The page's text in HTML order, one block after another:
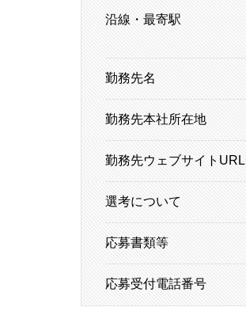
沿線・最寄駅
勤務先名
勤務先本社所在地
勤務先ウェブサイトURL
選考について
応募書類等
応募受付電話番号